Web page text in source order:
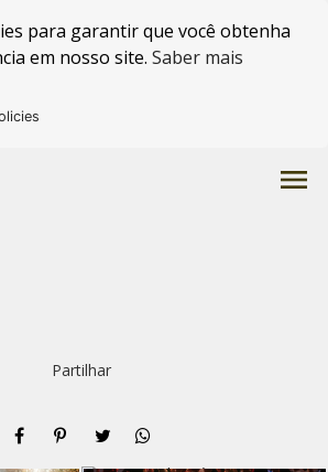
para garantir que você obtenha
em nosso site. Saber mais
menu
Partilhar